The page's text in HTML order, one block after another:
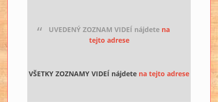
UVEDENÝ ZOZNAM VIDEÍ nájdete na
tejto adrese
VŠETKY ZOZNAMY VIDEÍ nájdete na tejto adrese